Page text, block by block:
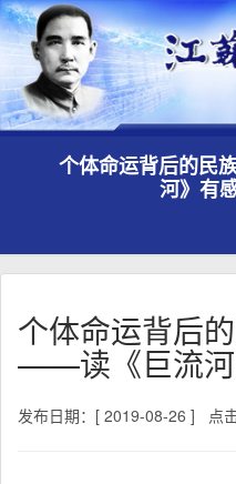
个体命运背后的民
河》有
个体命运背后
——读《巨流河
发布日期：[ 2019-08-26 ] 点